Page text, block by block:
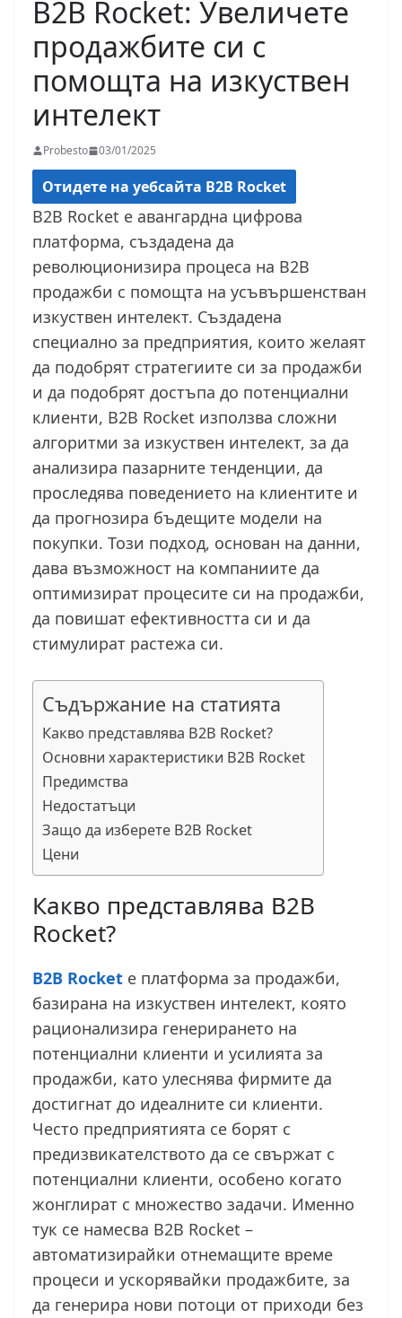
B2B Rocket: Увеличете
продажбите си с
помощта на изкуствен
интелект
Probesto 03/01/2025
Отидете на уебсайта B2B Rocket
B2B Rocket е авангардна цифрова
платформа, създадена да
революционизира процеса на B2B
продажби с помощта на усъвършенстван
изкуствен интелект. Създадена
специално за предприятия, които желаят
да подобрят стратегиите си за продажби
и да подобрят достъпа до потенциални
клиенти, B2B Rocket използва сложни
алгоритми за изкуствен интелект, за да
анализира пазарните тенденции, да
проследява поведението на клиентите и
да прогнозира бъдещите модели на
покупки. Този подход, основан на данни,
дава възможност на компаниите да
оптимизират процесите си на продажби,
да повишат ефективността си и да
стимулират растежа си.
Съдържание на статията
Какво представлява B2B Rocket?
Основни характеристики B2B Rocket
Предимства
Недостатъци
Защо да изберете B2B Rocket
Цени
Какво представлява B2B
Rocket?
B2B Rocket е платформа за продажби,
базирана на изкуствен интелект, която
рационализира генерирането на
потенциални клиенти и усилията за
продажби, като улеснява фирмите да
достигнат до идеалните си клиенти.
Често предприятията се борят с
предизвикателството да се свържат с
потенциални клиенти, особено когато
жонглират с множество задачи. Именно
тук се намесва B2B Rocket –
автоматизирайки отнемащите време
процеси и ускорявайки продажбите, за
да генерира нови потоци от приходи без